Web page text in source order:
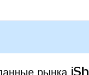
данные рынка